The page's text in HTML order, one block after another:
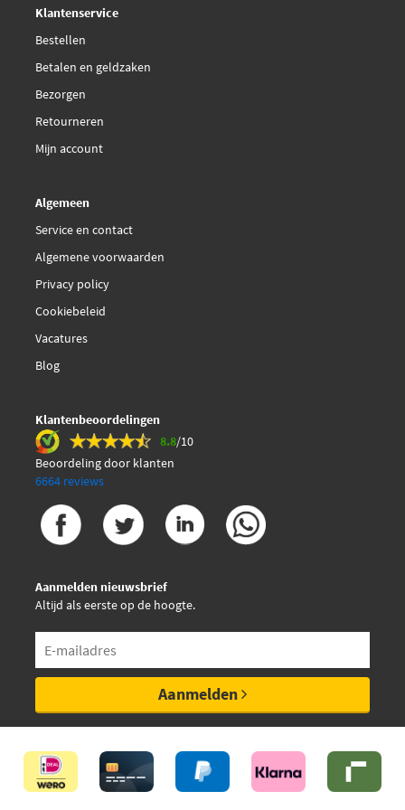
Klantenservice
Bestellen
Betalen en geldzaken
Bezorgen
Retourneren
Mijn account
Algemeen
Service en contact
Algemene voorwaarden
Privacy policy
Cookiebeleid
Vacatures
Blog
Klantenbeoordelingen
8.8/10
Beoordeling door klanten
6664 reviews
Aanmelden nieuwsbrief
Altijd als eerste op de hoogte.
Aanmelden